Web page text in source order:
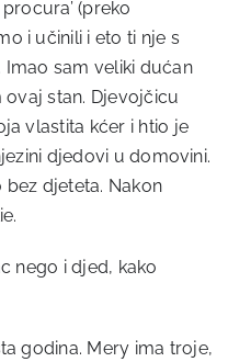
(preko
i učinili i eto ti nje s
Imao sam veliki dućan
stan. Djevojčicu
vlastita kćer i htio je
djedovi u domovini.
djeteta. Nakon
nego i djed, kako
godina. Mery ima troje,